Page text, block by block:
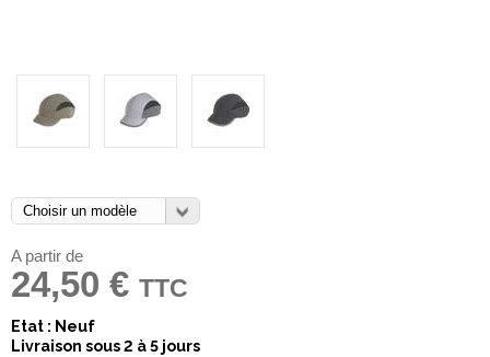
A partir de
24,50 € TTC
Etat : Neuf
Livraison sous 2 à 5 jours